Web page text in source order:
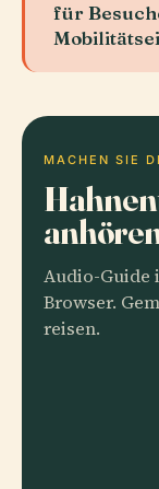
für
MACHEN SIE
Audio-Guide
Browser.
reisen.